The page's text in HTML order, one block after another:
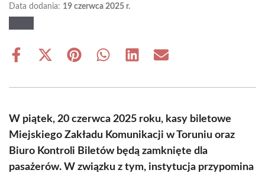
Data dodania: 19 czerwca 2025 r.
Share
Share
(Twitter)
Share Share Share Share
W piątek, 20 czerwca 2025 roku, kasy biletowe
Miejskiego Zakładu Komunikacji w Toruniu oraz
Biuro Kontroli Biletów będą zamknięte dla
pasażerów. W związku z tym, instytucja przypomina